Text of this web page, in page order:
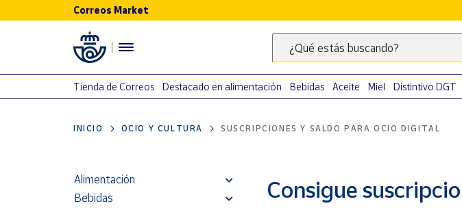
Correos Market
¿Qué estás buscando?
Menú
Tienda de Correos Destacado en alimentación Bebidas Aceite Miel Distintivo DGT
INICIO OCIO Y CULTURA SUSCRIPCIONES Y SALDO PARA OCIO DIGITAL
Alimentación
Bebidas
Consigue